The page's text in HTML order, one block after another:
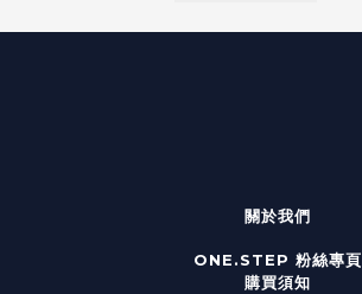
關於我們
ONE.STEP 粉絲專頁
購買須知